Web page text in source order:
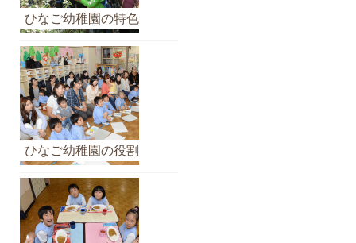
ひなご幼稚園の特色
ひなご幼稚園の役割